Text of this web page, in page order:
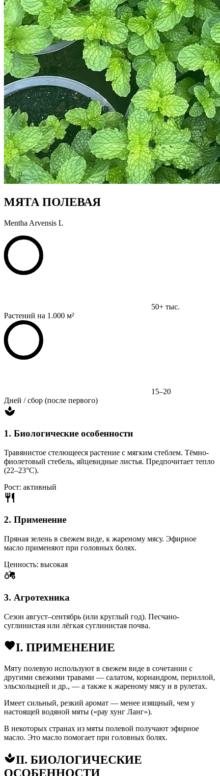
МЯТА ПОЛЕВАЯ
Mentha Arvensis L
50+ тыс.
Растений на 1.000 м²
15–20
Дней / сбор (после первого)
1. Биологические особенности
Травянистое стелющееся растение с мягким стеблем. Тёмно-
фиолетовый стебель, яйцевидные листья. Предпочитает тепло
(22–23°C).
Рост: активный
2. Применение
Пряная зелень в свежем виде, к жареному мясу. Эфирное
масло применяют при головных болях.
Ценность: высокая
3. Агротехника
Сезон август–сентябрь (или круглый год). Песчано-
суглинистая или лёгкая суглинистая почва.
I. ПРИМЕНЕНИЕ
Мяту полевую используют в свежем виде в сочетании с
другими свежими травами — салатом, кориандром, периллой,
эльсхольцией и др., — а также к жареному мясу и в рулетах.
Имеет сильный, резкий аромат — менее изящный, чем у
настоящей водяной мяты («рау хунг Ланг»).
В некоторых странах из мяты полевой получают эфирное
масло. Это масло помогает при головных болях.
II. БИОЛОГИЧЕСКИЕ
ОСОБЕННОСТИ